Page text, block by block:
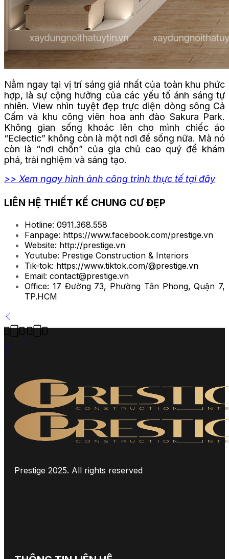
Nằm ngay tại vị trí sáng giá nhất của toàn khu phức
hợp, là sự cộng hưởng của các yếu tố ánh sáng tự
nhiên. View nhìn tuyệt đẹp trực diện dòng sông Cả
Cấm và khu công viên hoa anh đào Sakura Park.
Không gian sống khoác lên cho mình chiếc áo
“Eclectic” không còn là một nơi để sống nữa. Mà nó
còn là “nơi chốn” của gia chủ cao quý để khám
phá, trải nghiệm và sáng tạo.
>> Xem ngay hình ảnh công trình thực tế tại đây
LIÊN HỆ THIẾT KẾ CHUNG CƯ ĐẸP
Hotline: 0911.368.558
Fanpage: https://www.facebook.com/prestige.vn
Website: http://prestige.vn
Youtube: Prestige Construction & Interiors
Tik-tok: https://www.tiktok.com/@prestige.vn
Email: contact@prestige.vn
Office: 17 Đường 73, Phường Tân Phong, Quận 7,
TP.HCM
Prestige 2025. All rights reserved